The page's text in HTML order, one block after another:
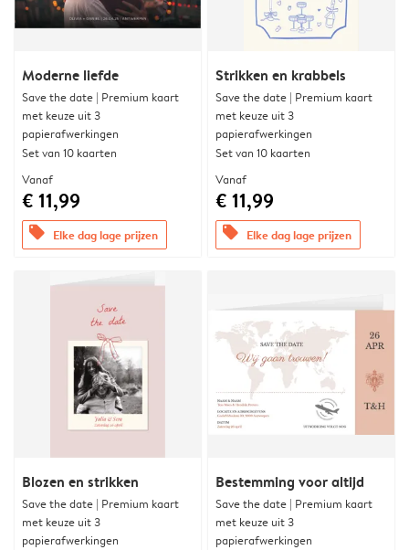
Moderne liefde
Save the date | Premium kaart
met keuze uit 3
papierafwerkingen
Set van 10 kaarten
Vanaf
€ 11,99
offers Elke dag lage prijzen
Strikken en krabbels
Save the date | Premium kaart
met keuze uit 3
papierafwerkingen
Set van 10 kaarten
Vanaf
€ 11,99
offers Elke dag lage prijzen
Blozen en strikken
Save the date | Premium kaart
met keuze uit 3
papierafwerkingen
Bestemming voor altijd
Save the date | Premium kaart
met keuze uit 3
papierafwerkingen